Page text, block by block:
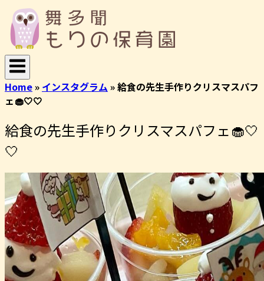
ン
テ
ン
ツ
へ
ス
ッ
プ
ー
ム
Home» インスタグラム »給食の先生手作りクリスマスパフ
ェ🧁🤍🤍
給食の先生手作りクリスマスパフェ🧁🤍
🤍